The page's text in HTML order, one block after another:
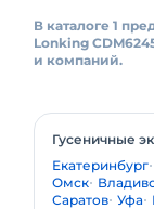
В каталоге 1
Lonking
и компаний.
Гусеничные
Екатеринбург
Омск
Саратов Уфа